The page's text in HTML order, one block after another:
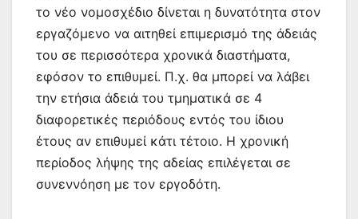
το νέο νομοσχέδιο δίνεται η δυνατότητα στον
εργαζόμενο να αιτηθεί επιμερισμό της άδειάς
του σε περισσότερα χρονικά διαστήματα,
εφόσον το επιθυμεί. Π.χ. θα μπορεί να λάβει
την ετήσια άδειά του τμηματικά σε 4
διαφορετικές περιόδους εντός του ίδιου
έτους αν επιθυμεί κάτι τέτοιο. Η χρονική
περίοδος λήψης της αδείας επιλέγεται σε
συνεννόηση με τον εργοδότη.